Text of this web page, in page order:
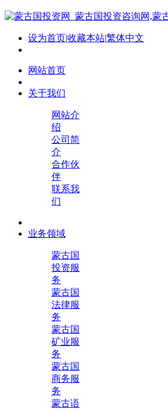
设为首页|收藏本站|繁体中文
网站首页
关于我们
网站介
绍
公司简
介
合作伙
伴
联系我
们
业务领域
蒙古国
投资服
务
蒙古国
法律服
务
蒙古国
矿业服
务
蒙古国
商务服
务
蒙古语